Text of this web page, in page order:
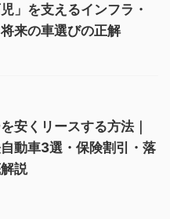
」を支えるインフラ・
来の車選びの正解
安くリースする方法｜
動車3選・保険割引・落
説